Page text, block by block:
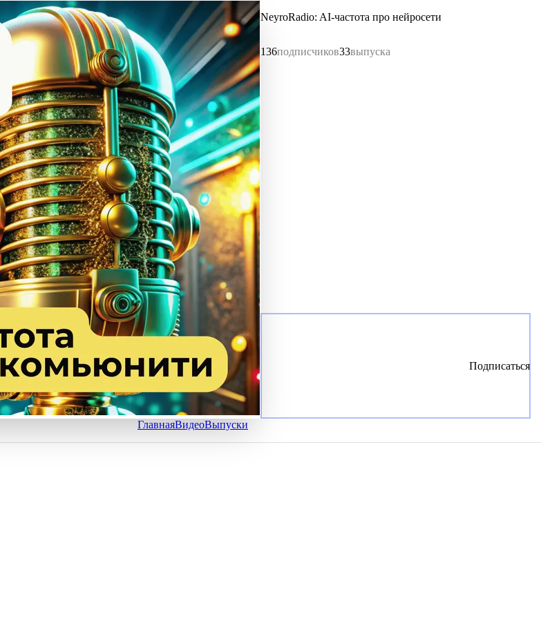
NeyroRadio: AI-частота про нейросети
136подписчиков33выпуска
Подписаться
ГлавнаяВидеоВыпуски